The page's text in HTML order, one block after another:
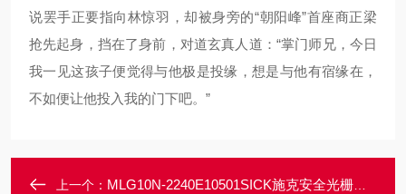
说罢手正要指向林惊羽，却被身旁的“朝阳峰”首座商正梁
抢先起身，挡在了身前，对道玄真人道：“掌门师兄，今日
我一见这孩子便觉得与他极是投缘，想是与他有宿缘在，
不如便让他投入我的门下吧。”
上一个： MLG10N-2240E10501SICK施克安全光栅安全保护装置